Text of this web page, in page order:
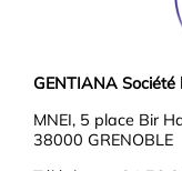
GENTIANA
MNEI, 5 place Bir
38000 GRENOBLE